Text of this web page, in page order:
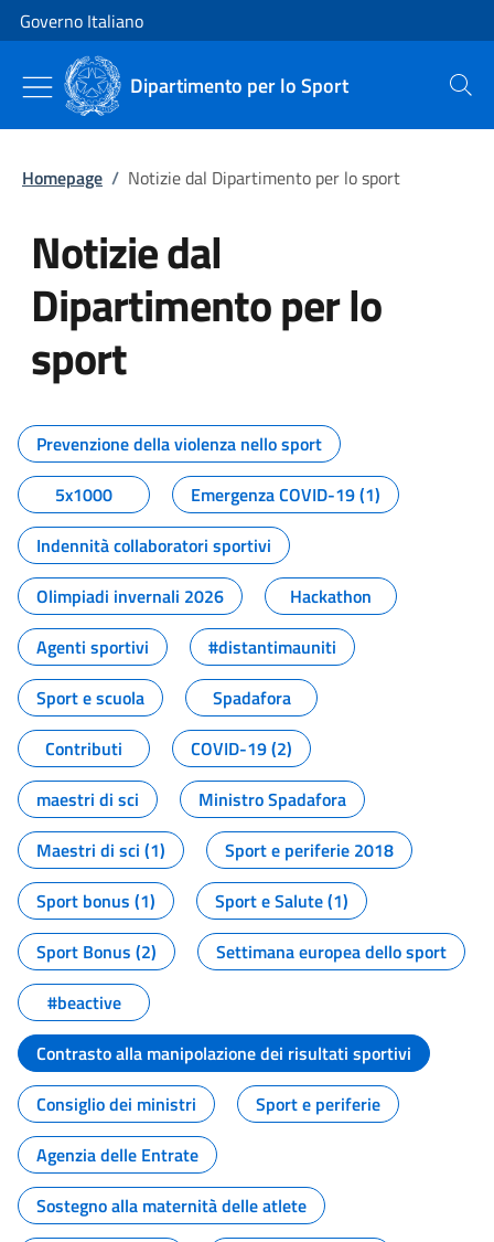
Vai al contenuto
Vai alla navigazione del sito
Governo Italiano
Dipartimento per lo Sport Cerca
Homepage / Notizie dal Dipartimento per lo sport
Notizie dal
Dipartimento per lo
sport
Tutti i contenuti della pagina
Prevenzione della violenza nello sport
5x1000
Emergenza COVID-19 (1)
Indennità collaboratori sportivi
Olimpiadi invernali 2026
Hackathon
Agenti sportivi
#distantimauniti
Sport e scuola
Spadafora
Contributi
COVID-19 (2)
maestri di sci
Ministro Spadafora
Maestri di sci (1)
Sport e periferie 2018
Sport bonus (1)
Sport e Salute (1)
Sport Bonus (2)
Settimana europea dello sport
#beactive
Contrasto alla manipolazione dei risultati sportivi
Consiglio dei ministri
Sport e periferie
Agenzia delle Entrate
Sostegno alla maternità delle atlete